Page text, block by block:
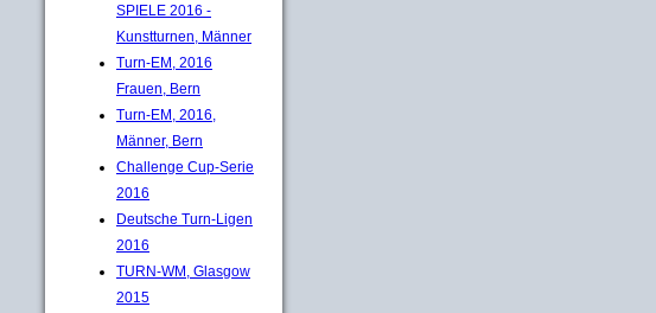
SPIELE 2016 -
Kunstturnen, Männer
Turn-EM, 2016
Frauen, Bern
Turn-EM, 2016,
Männer, Bern
Challenge Cup-Serie
2016
Deutsche Turn-Ligen
2016
TURN-WM, Glasgow
2015